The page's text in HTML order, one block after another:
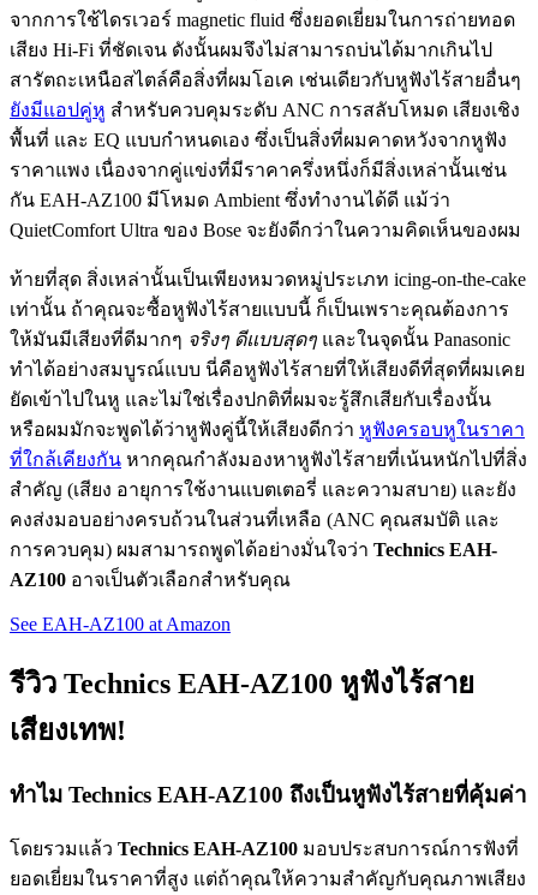
จากการใช้ไดรเวอร์ magnetic fluid ซึ่งยอดเยี่ยมในการถ่ายทอด
เสียง Hi-Fi ที่ชัดเจน ดังนั้นผมจึงไม่สามารถบ่นได้มากเกินไป
สารัตถะเหนือสไตล์คือสิ่งที่ผมโอเค เช่นเดียวกับหูฟังไร้สายอื่นๆ
ยังมีแอปคู่หู สำหรับควบคุมระดับ ANC การสลับโหมด เสียงเชิง
พื้นที่ และ EQ แบบกำหนดเอง ซึ่งเป็นสิ่งที่ผมคาดหวังจากหูฟัง
ราคาแพง เนื่องจากคู่แข่งที่มีราคาครึ่งหนึ่งก็มีสิ่งเหล่านั้นเช่น
กัน EAH-AZ100 มีโหมด Ambient ซึ่งทำงานได้ดี แม้ว่า
QuietComfort Ultra ของ Bose จะยังดีกว่าในความคิดเห็นของผม
ท้ายที่สุด สิ่งเหล่านั้นเป็นเพียงหมวดหมู่ประเภท icing-on-the-cake
เท่านั้น ถ้าคุณจะซื้อหูฟังไร้สายแบบนี้ ก็เป็นเพราะคุณต้องการ
ให้มันมีเสียงที่ดีมากๆ จริงๆ ดีแบบสุดๆ และในจุดนั้น Panasonic
ทำได้อย่างสมบูรณ์แบบ นี่คือหูฟังไร้สายที่ให้เสียงดีที่สุดที่ผมเคย
ยัดเข้าไปในหู และไม่ใช่เรื่องปกติที่ผมจะรู้สึกเสียกับเรื่องนั้น
หรือผมมักจะพูดได้ว่าหูฟังคู่นี้ให้เสียงดีกว่า หูฟังครอบหูในราคา
ที่ใกล้เคียงกัน หากคุณกำลังมองหาหูฟังไร้สายที่เน้นหนักไปที่สิ่ง
สำคัญ (เสียง อายุการใช้งานแบตเตอรี่ และความสบาย) และยัง
คงส่งมอบอย่างครบถ้วนในส่วนที่เหลือ (ANC คุณสมบัติ และ
การควบคุม) ผมสามารถพูดได้อย่างมั่นใจว่า Technics EAH-
AZ100 อาจเป็นตัวเลือกสำหรับคุณ
See EAH-AZ100 at Amazon
รีวิว Technics EAH-AZ100 หูฟังไร้สาย
เสียงเทพ!
ทำไม Technics EAH-AZ100 ถึงเป็นหูฟังไร้สายที่คุ้มค่า
โดยรวมแล้ว Technics EAH-AZ100 มอบประสบการณ์การฟังที่
ยอดเยี่ยมในราคาที่สูง แต่ถ้าคุณให้ความสำคัญกับคุณภาพเสียง